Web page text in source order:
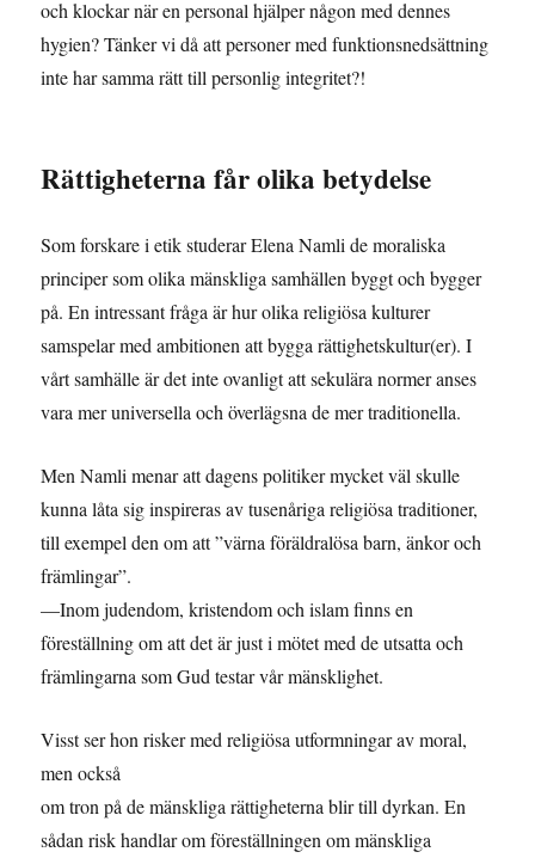
och klockar när en personal hjälper någon med dennes
hygien? Tänker vi då att personer med funktionsnedsättning
inte har samma rätt till personlig integritet?!
Rättigheterna får olika betydelse
Som forskare i etik studerar Elena Namli de moraliska
principer som olika mänskliga samhällen byggt och bygger
på. En intressant fråga är hur olika religiösa kulturer
samspelar med ambitionen att bygga rättighetskultur(er). I
vårt samhälle är det inte ovanligt att sekulära normer anses
vara mer universella och överlägsna de mer traditionella.
Men Namli menar att dagens politiker mycket väl skulle
kunna låta sig inspireras av tusenåriga religiösa traditioner,
till exempel den om att ”värna föräldralösa barn, änkor och
främlingar”.
—Inom judendom, kristendom och islam finns en
föreställning om att det är just i mötet med de utsatta och
främlingarna som Gud testar vår mänsklighet.
Visst ser hon risker med religiösa utformningar av moral,
men också
om tron på de mänskliga rättigheterna blir till dyrkan. En
sådan risk handlar om föreställningen om mänskliga